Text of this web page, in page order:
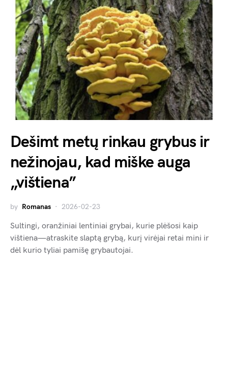
Dešimt metų rinkau grybus ir
nežinojau, kad miške auga
„vištiena”
by Romanas 2026-02-23
Sultingi, oranžiniai lentiniai grybai, kurie plėšosi kaip
vištiena—atraskite slaptą grybą, kurį virėjai retai mini ir
dėl kurio tyliai pamišę grybautojai.